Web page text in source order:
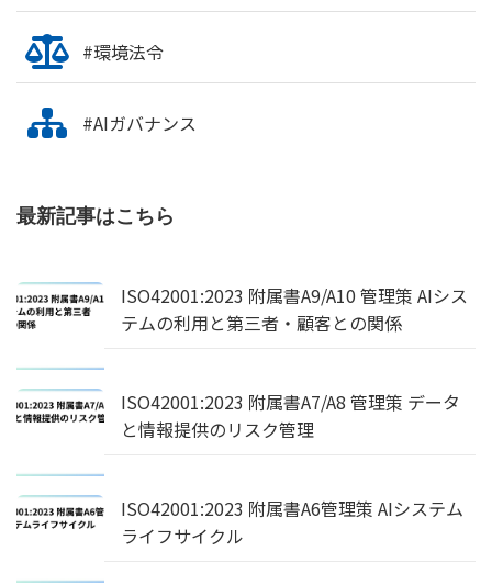
#環境法令
#AIガバナンス
最新記事はこちら
ISO42001:2023 附属書A9/A10 管理策 AIシス
テムの利用と第三者・顧客との関係
ISO42001:2023 附属書A7/A8 管理策 データ
と情報提供のリスク管理
ISO42001:2023 附属書A6管理策 AIシステム
ライフサイクル